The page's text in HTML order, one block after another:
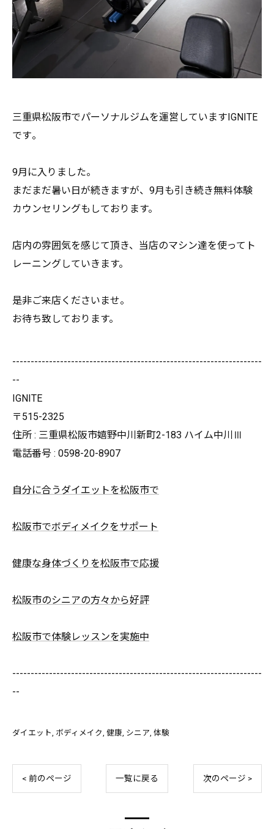
三重県松阪市でパーソナルジムを運営していますIGNITE
です。
9月に入りました。
まだまだ暑い日が続きますが、 9月も引き続き無料体験
カウンセリングもしております。
店内の雰囲気を感じて頂き、 当店のマシン達を使ってト
レーニングしていきます。
是非ご来店くださいませ。
お待ち致しております。
--------------------------------------------------------------------
--
IGNITE
〒515-2325
住所 : 三重県松阪市嬉野中川新町2-183 ハイム中川Ⅲ
電話番号 : 0598-20-8907
自分に合うダイエットを松阪市で
松阪市でボディメイクをサポート
健康な身体づくりを松阪市で応援
松阪市のシニアの方々から好評
松阪市で体験レッスンを実施中
--------------------------------------------------------------------
--
ダイエット ボディメイク 健康 シニア 体験
< 前のページ 一覧に戻る 次のページ >